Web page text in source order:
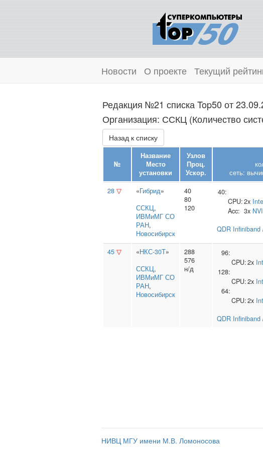
Новости О проекте Текущий
Редакция №21 списка Top50 от
Организация: ССКЦ (Количество
Назад к списку
№
Название
Место
установки
Узлов
Проц.
Ускор.
сеть:
28 ▽ «Гибрид»
ССКЦ,
ИВМиМГ СО
РАН,
Новосибирск
40
80
120
40:
CPU:2x
Acc: 3x
QDR Infiniband
45 ▽ «НКС-30Т»
ССКЦ,
ИВМиМГ СО
РАН,
Новосибирск
288
576
н/д
96:
CPU:2x
128:
CPU:2x
64:
CPU:2x
QDR Infiniband
НИВЦ МГУ имени М.В. Ломоносова